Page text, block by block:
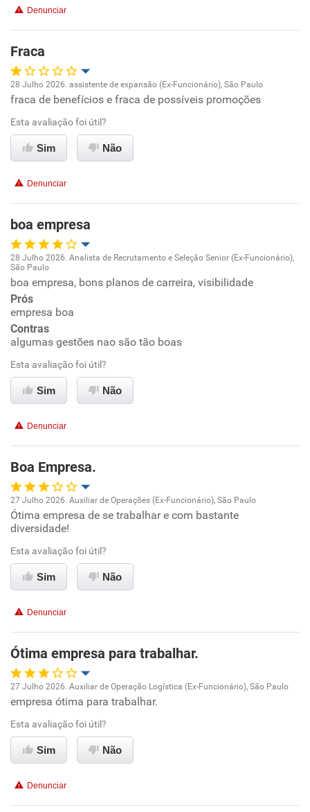
Denunciar
Fraca
Oportunidade de promoção
Ambiente de trabalho
Benefícios
Não recomenda esta empresa
Não recomenda a diretoria
28 Julho 2026. assistente de expansão (Ex-Funcionário), São Paulo
fraca de benefícios e fraca de possíveis promoções
Esta avaliação foi útil?
Sim Não
Denunciar
boa empresa
Oportunidade de promoção
Ambiente de trabalho
Conciliação com a vida familiar
Benefícios
28 Julho 2026. Analista de Recrutamento e Seleção Senior (Ex-Funcionário),
São Paulo
boa empresa, bons planos de carreira, visibilidade
Prós
empresa boa
Contras
algumas gestões nao são tão boas
Esta avaliação foi útil?
Sim Não
Denunciar
Boa Empresa.
Oportunidade de promoção
Ambiente de trabalho
Conciliação com a vida familiar
Não recomenda esta empresa
Não recomenda a diretoria
27 Julho 2026. Auxiliar de Operações (Ex-Funcionário), São Paulo
Ótima empresa de se trabalhar e com bastante
diversidade!
Esta avaliação foi útil?
Sim Não
Denunciar
Ótima empresa para trabalhar.
Oportunidade de promoção
Ambiente de trabalho
Benefícios
27 Julho 2026. Auxiliar de Operação Logística (Ex-Funcionário), São Paulo
empresa ótima para trabalhar.
Esta avaliação foi útil?
Sim Não
Denunciar